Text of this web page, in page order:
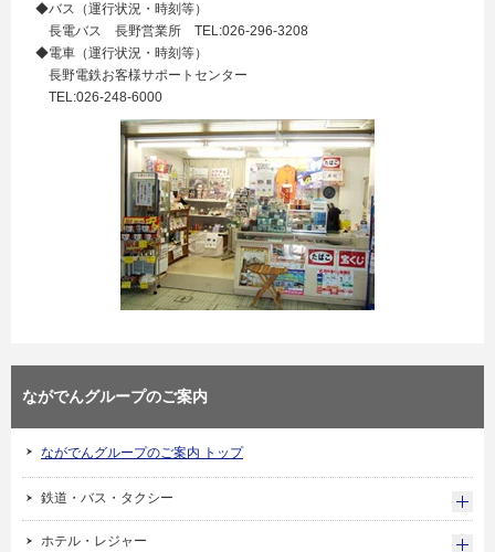
◆バス（運行状況・時刻等）
長電バス 長野営業所 TEL:026-296-3208
◆電車（運行状況・時刻等）
長野電鉄お客様サポートセンター
TEL:026-248-6000
ながでんグループのご案内
ながでんグループのご案内 トップ
鉄道・バス・タクシー
ホテル・レジャー